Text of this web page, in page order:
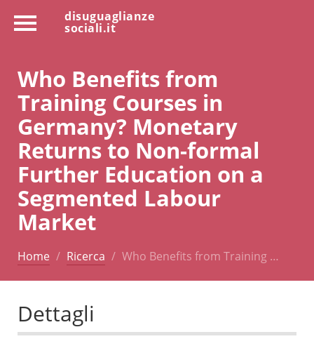
disuguaglianze
sociali.it
Who Benefits from
Training Courses in
Germany? Monetary
Returns to Non-formal
Further Education on a
Segmented Labour
Market
Home Ricerca Who Benefits from Training …
Dettagli